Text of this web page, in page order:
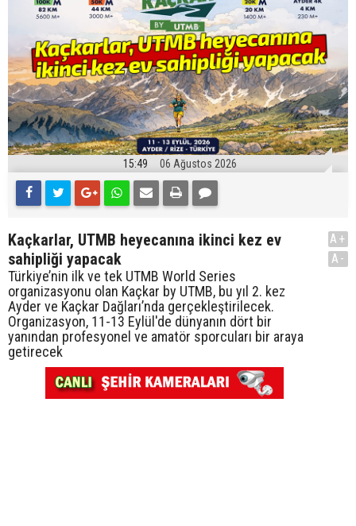
15:49 06 Ağustos 2026
Kaçkarlar, UTMB heyecanına ikinci kez ev
sahipliği yapacak
Türkiye’nin ilk ve tek UTMB World Series
organizasyonu olan Kaçkar by UTMB, bu yıl 2. kez
Ayder ve Kaçkar Dağları’nda gerçekleştirilecek.
Organizasyon, 11-13 Eylül'de dünyanın dört bir
yanından profesyonel ve amatör sporcuları bir araya
getirecek
A+
A-